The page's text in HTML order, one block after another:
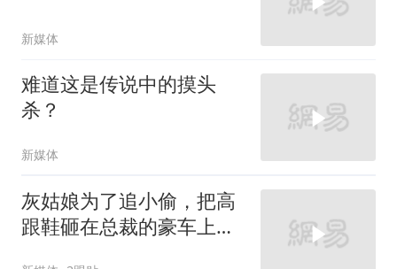
新媒体
难道这是传说中的摸头
杀？
新媒体
灰姑娘为了追小偷，把高
跟鞋砸在总裁的豪车上，